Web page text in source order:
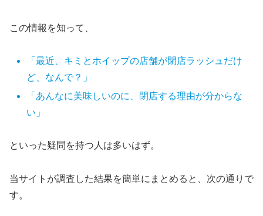
この情報を知って、
「最近、キミとホイップの店舗が閉店ラッシュだけ
ど、なんで？」
「あんなに美味しいのに、閉店する理由が分からな
い」
といった疑問を持つ人は多いはず。
当サイトが調査した結果を簡単にまとめると、次の通りで
す。